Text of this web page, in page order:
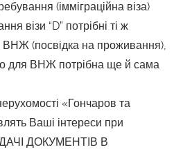
(імміграційна віза)
візи “D” потрібні ті ж
ВНЖ (посвідка на проживання),
для ВНЖ потрібна ще й сама
«Гончаров та
Ваші інтереси при
ДОКУМЕНТІВ В